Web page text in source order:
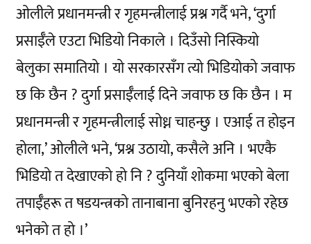
ओलीले प्रधानमन्त्री र गृहमन्त्रीलाई प्रश्न गर्दै भने, ‘दुर्गा
प्रसाईँले एउटा भिडियो निकाले । दिउँसो निस्कियो
बेलुका समातियो । यो सरकारसँग त्यो भिडियोको जवाफ
छ कि छैन ? दुर्गा प्रसाईँलाई दिने जवाफ छ कि छैन । म
प्रधानमन्त्री र गृहमन्त्रीलाई सोध्न चाहन्छु । एआई त होइन
होला,’ ओलीले भने, ‘प्रश्न उठायो, कसैले अनि । भएकै
भिडियो त देखाएको हो नि ? दुनियाँ शोकमा भएको बेला
तपाईँहरू त षडयन्त्रको तानाबाना बुनिरहनु भएको रहेछ
भनेको त हो ।’